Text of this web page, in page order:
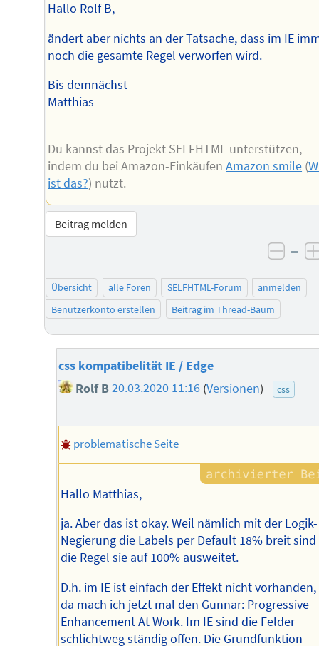
Hallo Rolf B,
ändert aber nichts an der Tatsache, dass im IE
noch die gesamte Regel verworfen wird.
Bis demnächst
Matthias
--
Du kannst das Projekt SELFHTML unterstützen,
indem du bei Amazon-EinkäufenAmazon smile (
ist das?) nutzt.
Beitrag melden
–
Übersicht alle Foren SELFHTML-Forum
anmelden
Benutzerkonto erstellen
Beitrag im Thread-Baum
css kompatibelität IE / Edge
Rolf B20.03.2020 11:16 (Versionen) css
problematische Seite
Hallo Matthias,
ja. Aber das ist okay. Weil nämlich mit der Logik-
Negierung die Labels per Default 18% breit
die Regel sie auf 100% ausweitet.
D.h. im IE ist einfach der Effekt nicht
da mach ich jetzt mal den Gunnar: Progressive
Enhancement At Work. Im IE sind die Felder
schlichtweg ständig offen. Die Grundfunktion